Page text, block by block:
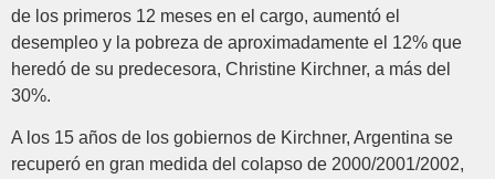
de los primeros 12 meses en el cargo, aumentó el
desempleo y la pobreza de aproximadamente el 12% que
heredó de su predecesora, Christine Kirchner, a más del
30%.
A los 15 años de los gobiernos de Kirchner, Argentina se
recuperó en gran medida del colapso de 2000/2001/2002,